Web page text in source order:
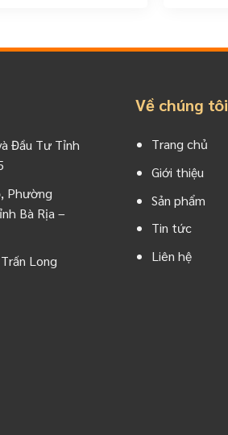
Đầu Tư Tỉnh
Phường
Bà Rịa –
Long
Về chúng tôi
Trang chủ
Giới thiệu
Sản phẩm
Tin tức
Liên hệ